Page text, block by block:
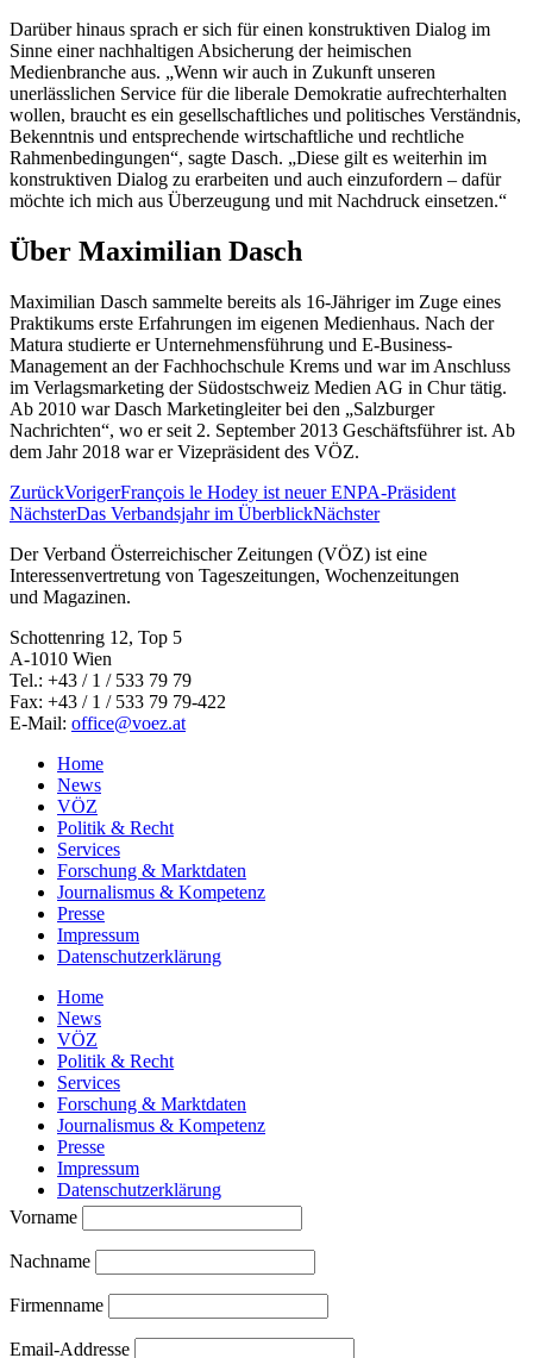
Darüber hinaus sprach er sich für einen konstruktiven Dialog im
Sinne einer nachhaltigen Absicherung der heimischen
Medienbranche aus. „Wenn wir auch in Zukunft unseren
unerlässlichen Service für die liberale Demokratie aufrechterhalten
wollen, braucht es ein gesellschaftliches und politisches Verständnis,
Bekenntnis und entsprechende wirtschaftliche und rechtliche
Rahmenbedingungen“, sagte Dasch. „Diese gilt es weiterhin im
konstruktiven Dialog zu erarbeiten und auch einzufordern – dafür
möchte ich mich aus Überzeugung und mit Nachdruck einsetzen.“
Über Maximilian Dasch
Maximilian Dasch sammelte bereits als 16-Jähriger im Zuge eines
Praktikums erste Erfahrungen im eigenen Medienhaus. Nach der
Matura studierte er Unternehmensführung und E-Business-
Management an der Fachhochschule Krems und war im Anschluss
im Verlagsmarketing der Südostschweiz Medien AG in Chur tätig.
Ab 2010 war Dasch Marketingleiter bei den „Salzburger
Nachrichten“, wo er seit 2. September 2013 Geschäftsführer ist. Ab
dem Jahr 2018 war er Vizepräsident des VÖZ.
ZurückVorigerFrançois le Hodey ist neuer ENPA-Präsident
NächsterDas Verbandsjahr im ÜberblickNächster
Der Verband Österreichischer Zeitungen (VÖZ) ist eine
Interessenvertretung von Tageszeitungen, Wochenzeitungen
und Magazinen.
Schottenring 12, Top 5
A-1010 Wien
Tel.: +43 / 1 / 533 79 79
Fax: +43 / 1 / 533 79 79-422
E-Mail: office@voez.at
Home
News
VÖZ
Politik & Recht
Services
Forschung & Marktdaten
Journalismus & Kompetenz
Presse
Impressum
Datenschutzerklärung
Home
News
VÖZ
Politik & Recht
Services
Forschung & Marktdaten
Journalismus & Kompetenz
Presse
Impressum
Datenschutzerklärung
Vorname
Nachname
Firmenname
Email-Addresse